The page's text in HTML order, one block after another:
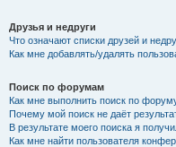
Друзья и недруги
Что означают списки друзей и
Как мне добавлять/удалять
Поиск по форумам
Как мне выполнить поиск по
Почему мой поиск не даёт
В результате моего поиска я
Как мне найти пользователя